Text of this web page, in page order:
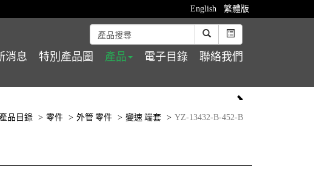
English 繁體版
消息 特別產品圖 產品 電子目錄 聯絡我們
產品目錄 零件 外管 零件 變速 端套 YZ-13432-B-452-B